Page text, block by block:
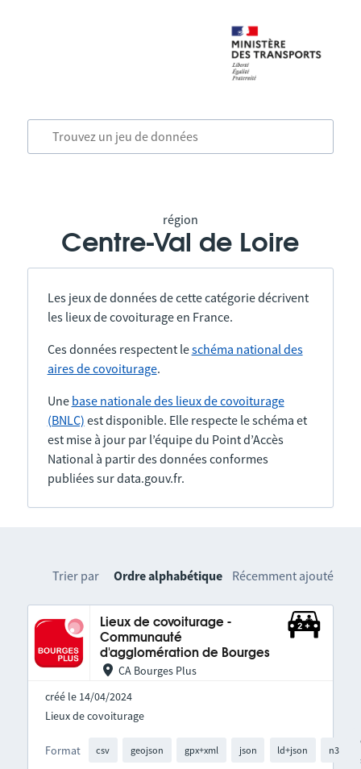
région
Centre-Val de Loire
Les jeux de données de cette catégorie décrivent
les lieux de covoiturage en France.
Ces données respectent leschéma national des
aires de covoiturage.
Une base nationale des lieux de covoiturage
(BNLC) est disponible. Elle respecte le schéma et
est mise à jour par l’équipe du Point d’Accès
National à partir des données conformes
publiées sur data.gouv.fr.
Trier par Ordre alphabétique Récemment ajouté
Lieux de covoiturage -
Communauté
d'agglomération de Bourges
CA Bourges Plus
créé le 14/04/2024
Format csv geojson gpx+xml json ld+json n3
Lieux de covoiturage